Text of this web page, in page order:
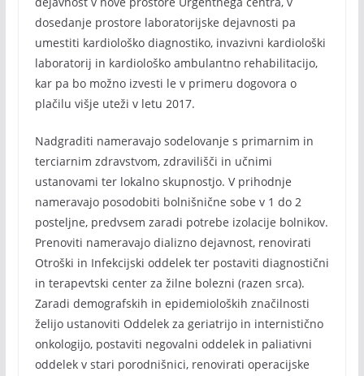
dosedanje prostore laboratorijske dejavnosti pa
umestiti kardiološko diagnostiko, invazivni kardiološki
laboratorij in kardiološko ambulantno rehabilitacijo,
kar pa bo možno izvesti le v primeru dogovora o
plačilu višje uteži v letu 2017.
Nadgraditi nameravajo sodelovanje s primarnim in
terciarnim zdravstvom, zdravilišči in učnimi
ustanovami ter lokalno skupnostjo. V prihodnje
nameravajo posodobiti bolnišnične sobe v 1 do 2
posteljne, predvsem zaradi potrebe izolacije bolnikov.
Prenoviti nameravajo dializno dejavnost, renovirati
Otroški in Infekcijski oddelek ter postaviti diagnostični
in terapevtski center za žilne bolezni (razen srca).
Zaradi demografskih in epidemioloških značilnosti
želijo ustanoviti Oddelek za geriatrijo in internistično
onkologijo, postaviti negovalni oddelek in paliativni
oddelek v stari porodnišnici, renovirati operacijske